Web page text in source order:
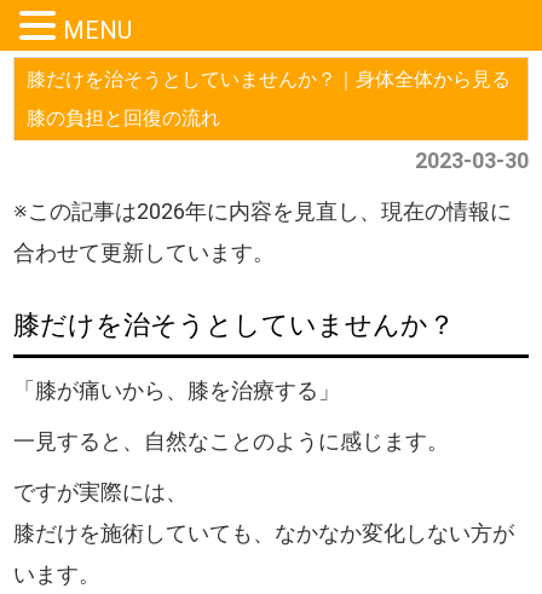
膝だけを治そうとしていませんか？｜身体全体から見る
膝の負担と回復の流れ
2023-03-30
※この記事は2026年に内容を見直し、現在の情報に
合わせて更新しています。
膝だけを治そうとしていませんか？
「膝が痛いから、膝を治療する」
一見すると、自然なことのように感じます。
ですが実際には、
膝だけを施術していても、なかなか変化しない方が
います。
MENU